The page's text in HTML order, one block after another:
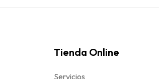
Tienda Online
Servicios